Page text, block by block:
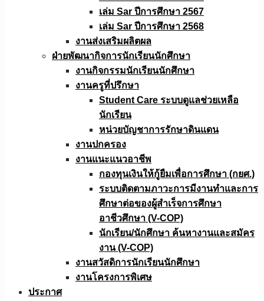
เล่ม Sar ปีการศึกษา 2567
เล่ม Sar ปีการศึกษา 2568
งานส่งเสริมผลิตผล
ฝ่ายพัฒนากิจการนักเรียนนักศึกษา
งานกิจกรรมนักเรียนนักศึกษา
งานครูที่ปรึกษา
Student Care ระบบดูแลช่วยเหลือ
นักเรียน
หน่วยบัญชาการรักษาดินแดน
งานปกครอง
งานแนะแนวอาชีพ
กองทุนเงินให้กู้ยืมเพื่อการศึกษา (กยศ.)
ระบบติดตามภาวะการมีงานทำและการ
ศึกษาต่อของผู้สำเร็จการศึกษา
อาชีวศึกษา (V-COP)
นักเรียน/นักศึกษา ค้นหางานและสมัคร
งาน (V-COP)
งานสวัสดิการนักเรียนนักศึกษา
งานโครงการพิเศษ
ประกาศ